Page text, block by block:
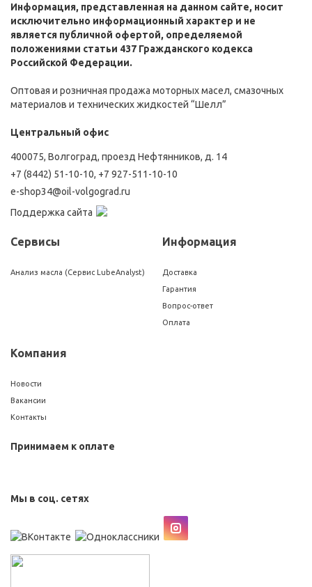
Информация, представленная на данном сайте, носит
исключительно информационный характер и не
является публичной офертой, определяемой
положениями статьи 437 Гражданского кодекса
Российской Федерации.
Оптовая и розничная продажа моторных масел, смазочных
материалов и технических жидкостей “Шелл”
Центральный офис
400075, Волгоград, проезд Нефтянников, д. 14
+7 (8442) 51-10-10, +7 927-511-10-10
e-shop34@oil-volgograd.ru
Поддержка сайта
Сервисы
Анализ масла (Сервис LubeAnalyst)
Информация
Доставка
Гарантия
Вопрос-ответ
Оплата
Компания
Новости
Вакансии
Контакты
Принимаем к оплате
Мы в соц. сетях